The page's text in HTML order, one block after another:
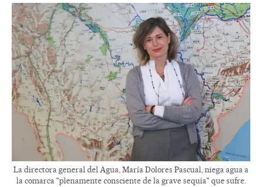
La directora general del Agua, María Dolores Pascual, niega agua a
la comarca "plenamente consciente de la grave sequía" que sufre.